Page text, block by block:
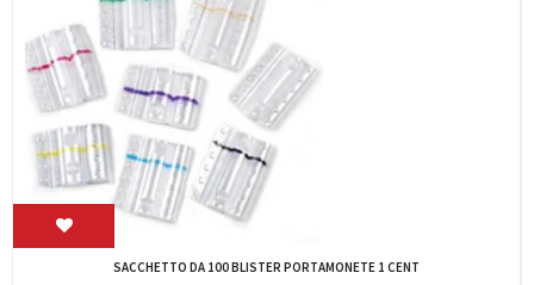
SACCHETTO DA 100 BLISTER PORTAMONETE 1 CENT